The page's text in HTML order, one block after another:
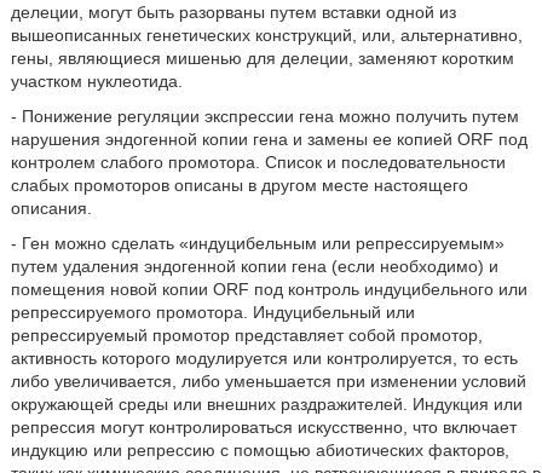
делеции, могут быть разорваны путем вставки одной из
вышеописанных генетических конструкций, или, альтернативно,
гены, являющиеся мишенью для делеции, заменяют коротким
участком нуклеотида.
- Понижение регуляции экспрессии гена можно получить путем
нарушения эндогенной копии гена и замены ее копией ORF под
контролем слабого промотора. Список и последовательности
слабых промоторов описаны в другом месте настоящего
описания.
- Ген можно сделать «индуцибельным или репрессируемым»
путем удаления эндогенной копии гена (если необходимо) и
помещения новой копии ORF под контроль индуцибельного или
репрессируемого промотора. Индуцибельный или
репрессируемый промотор представляет собой промотор,
активность которого модулируется или контролируется, то есть
либо увеличивается, либо уменьшается при изменении условий
окружающей среды или внешних раздражителей. Индукция или
репрессия могут контролироваться искусственно, что включает
индукцию или репрессию с помощью абиотических факторов,